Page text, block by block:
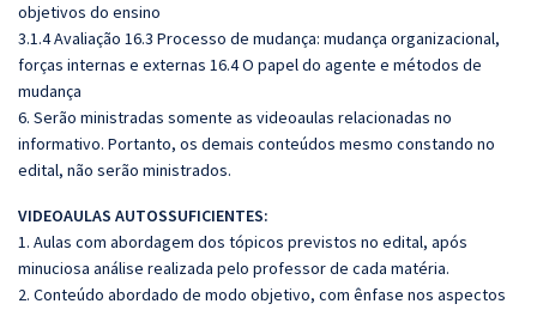
objetivos do ensino
3.1.4 Avaliação 16.3 Processo de mudança: mudança organizacional,
forças internas e externas 16.4 O papel do agente e métodos de
mudança
6. Serão ministradas somente as videoaulas relacionadas no
informativo. Portanto, os demais conteúdos mesmo constando no
edital, não serão ministrados.
VIDEOAULAS AUTOSSUFICIENTES:
1. Aulas com abordagem dos tópicos previstos no edital, após
minuciosa análise realizada pelo professor de cada matéria.
2. Conteúdo abordado de modo objetivo, com ênfase nos aspectos